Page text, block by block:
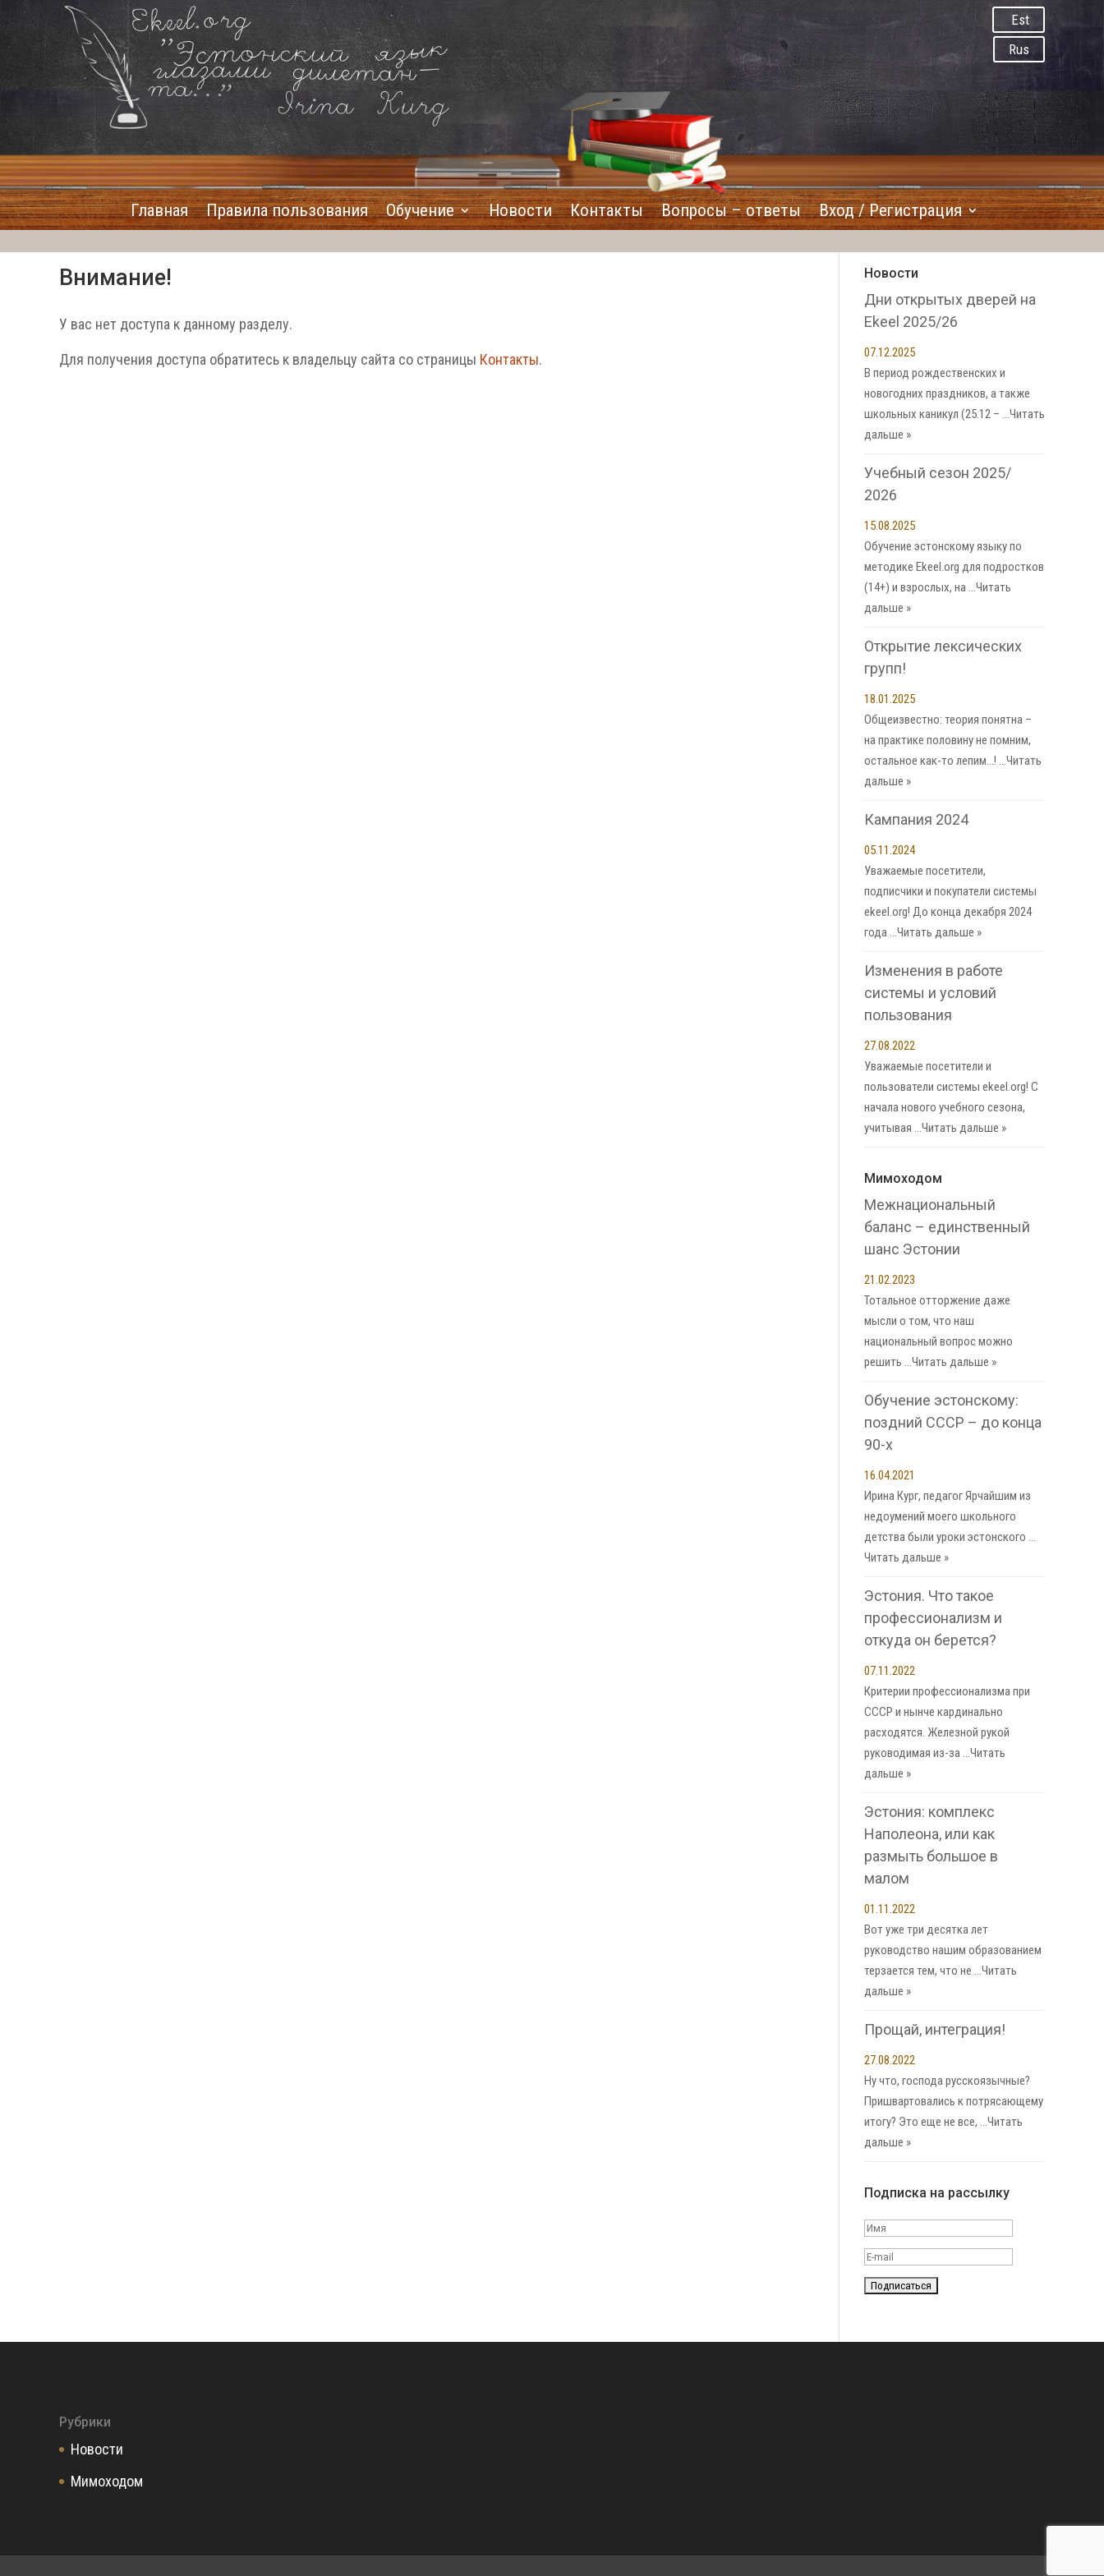
Est
Rus
Главная Правила пользования Обучение Новости Контакты Вопросы – ответы Вход / Регистрация
Внимание!
У вас нет доступа к данному разделу.
Для получения доступа обратитесь к владельцу сайта со страницы Контакты.
Новости
Дни открытых дверей на
Ekeel 2025/26
07.12.2025
В период рождественских и
новогодних праздников, а также
школьных каникул (25.12 – …Читать
дальше »
Учебный сезон 2025/
2026
15.08.2025
Обучение эстонскому языку по
методике Ekeel.org для подростков
(14+) и взрослых, на …Читать
дальше »
Открытие лексических
групп!
18.01.2025
Общеизвестно: теория понятна –
на практике половину не помним,
остальное как-то лепим…! …Читать
дальше »
Кампания 2024
05.11.2024
Уважаемые посетители,
подписчики и покупатели системы
ekeel.org! До конца декабря 2024
года …Читать дальше »
Изменения в работе
системы и условий
пользования
27.08.2022
Уважаемые посетители и
пользователи системы ekeel.org! С
начала нового учебного сезона,
учитывая …Читать дальше »
Мимоходом
Межнациональный
баланс – единственный
шанс Эстонии
21.02.2023
Тотальное отторжение даже
мысли о том, что наш
национальный вопрос можно
решить …Читать дальше »
Обучение эстонскому:
поздний СССР – до конца
90-х
16.04.2021
Ирина Кург, педагог Ярчайшим из
недоумений моего школьного
детства были уроки эстонского …
Читать дальше »
Эстония. Что такое
профессионализм и
откуда он берется?
07.11.2022
Критерии профессионализма при
СССР и нынче кардинально
расходятся. Железной рукой
руководимая из-за …Читать
дальше »
Эстония: комплекс
Наполеона, или как
размыть большое в
малом
01.11.2022
Вот уже три десятка лет
руководство нашим образованием
терзается тем, что не …Читать
дальше »
Прощай, интеграция!
27.08.2022
Ну что, господа русскоязычные?
Пришвартовались к потрясающему
итогу? Это еще не все, …Читать
дальше »
Подписка на рассылку
Рубрики
Новости
Мимоходом